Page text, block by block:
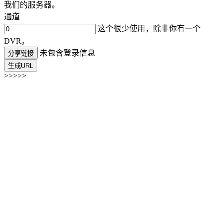
我们的服务器。
通道
这个很少使用，除非你有一个
DVR。
分享链接 未包含登录信息
生成URL
>>>>>